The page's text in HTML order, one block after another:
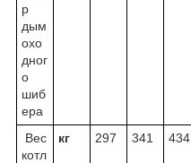
р
дым
охо
дног
о
шиб
ера
Вес
котл
кг 297 341 434